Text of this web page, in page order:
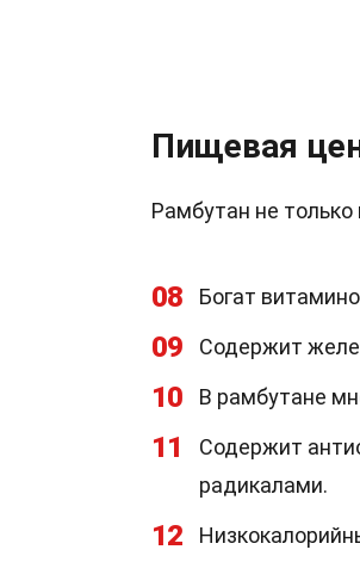
Пищевая
Рамбутан не
08 Богат
09 Содержит
10 В рамбутане
11
Содержит
радикалами.
12